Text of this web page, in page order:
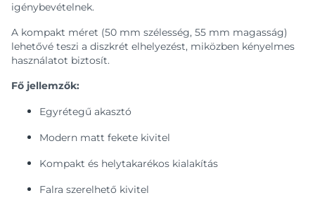
igénybevételnek.
A kompakt méret (50 mm szélesség, 55 mm magasság)
lehetővé teszi a diszkrét elhelyezést, miközben kényelmes
használatot biztosít.
Fő jellemzők:
Egyrétegű akasztó
Modern matt fekete kivitel
Kompakt és helytakarékos kialakítás
Falra szerelhető kivitel